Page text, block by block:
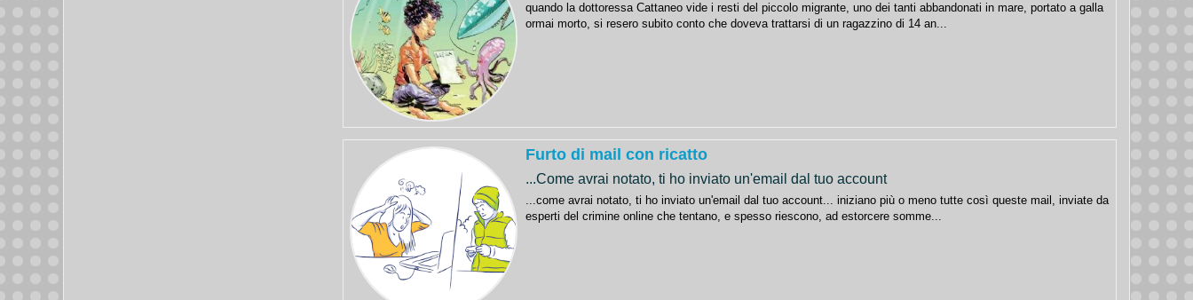
quando la dottoressa Cattaneo vide i resti del piccolo migrante, uno dei tanti abbandonati in mare, portato a galla
ormai morto, si resero subito conto che doveva trattarsi di un ragazzino di 14 an...
Furto di mail con ricatto
...Come avrai notato, ti ho inviato un'email dal tuo account
...come avrai notato, ti ho inviato un'email dal tuo account... iniziano più o meno tutte così queste mail, inviate da
esperti del crimine online che tentano, e spesso riescono, ad estorcere somme...